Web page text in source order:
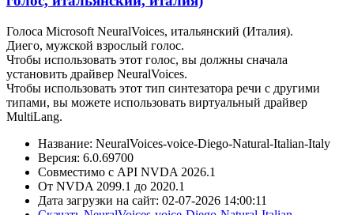
Голоса Microsoft NeuralVoices, итальянский (Италия).
Диего, мужской взрослый голос.
Чтобы использовать этот голос, вы должны сначала
установить драйвер NeuralVoices.
Чтобы использовать этот тип синтезатора речи с другими
типами, вы можете использовать виртуальный драйвер
MultiLang.
Название: NeuralVoices-voice-Diego-Natural-Italian-Italy
Версия: 6.0.69700
Совместимо с API NVDA 2026.1
От NVDA 2099.1 до 2020.1
Дата загрузки на сайт: 02-07-2026 14:00:11